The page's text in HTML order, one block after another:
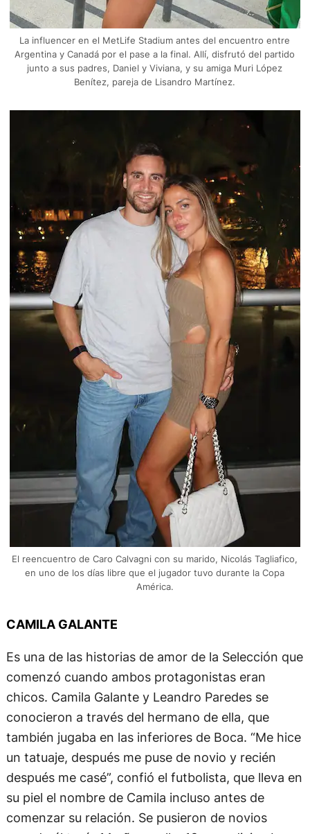
La influencer en el MetLife Stadium antes del encuentro entre
Argentina y Canadá por el pase a la final. Allí, disfrutó del partido
junto a sus padres, Daniel y Viviana, y su amiga Muri López
Benítez, pareja de Lisandro Martínez.
El reencuentro de Caro Calvagni con su marido, Nicolás Tagliafico,
en uno de los días libre que el jugador tuvo durante la Copa
América.
CAMILA GALANTE
Es una de las historias de amor de la Selección que
comenzó cuando ambos protagonistas eran
chicos. Camila Galante y Leandro Paredes se
conocieron a través del hermano de ella, que
también jugaba en las inferiores de Boca. “Me hice
un tatuaje, después me puse de novio y recién
después me casé”, confió el futbolista, que lleva en
su piel el nombre de Camila incluso antes de
comenzar su relación. Se pusieron de novios